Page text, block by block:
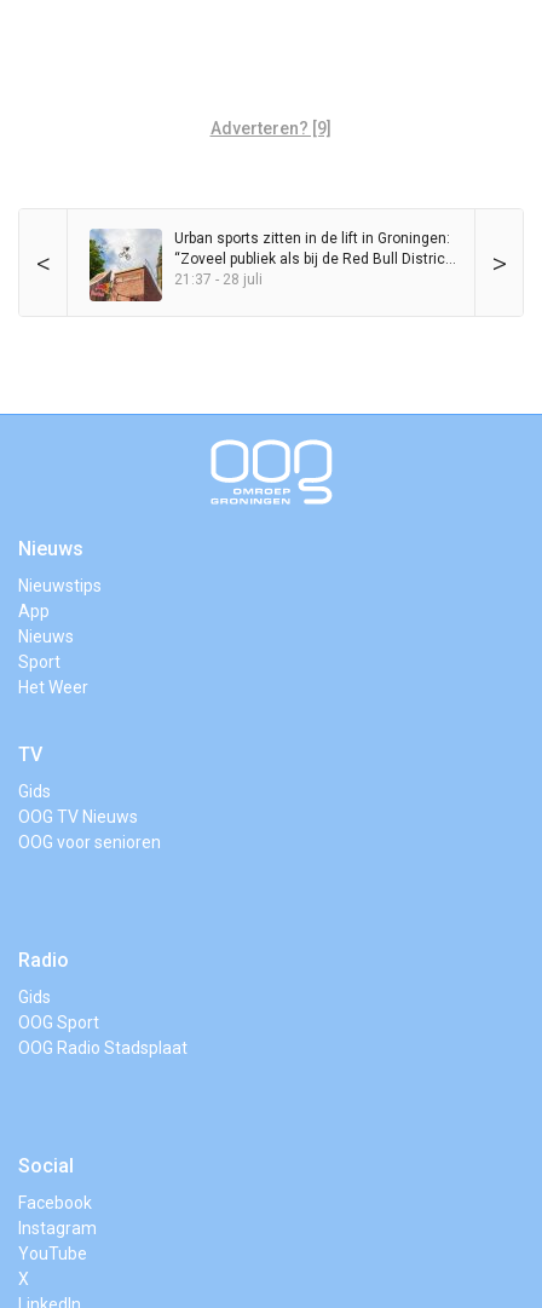
Adverteren? [9]
< >
Urban sports zitten in de lift in Groningen:
“Zoveel publiek als bij de Red Bull District
Ride heb ik nog nooit op de Grote Markt
21:37 - 28 juli
Nieuws
Nieuwstips
App
Nieuws
Sport
Het Weer
TV
Gids
OOG TV Nieuws
OOG voor senioren
Radio
Gids
OOG Sport
OOG Radio Stadsplaat
Social
Facebook
Instagram
YouTube
X
LinkedIn